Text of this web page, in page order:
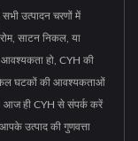
उत्पादन चरणों में
साटन निकल, या
आवश्यकता हो, CYH की
घटकों की आवश्यकताओं
आज ही CYH से संपर्क करें
उत्पाद की गुणवत्ता